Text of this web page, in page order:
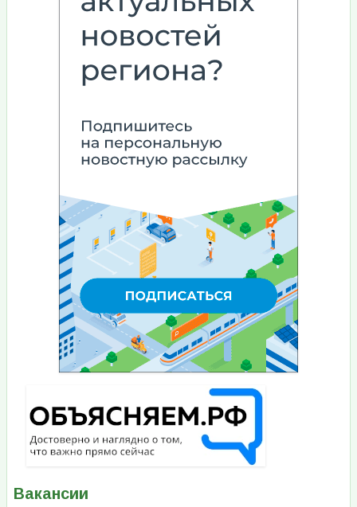
Вакансии